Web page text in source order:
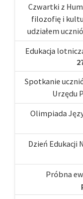
Czwartki z
filozofię i
udziałem
Edukacja
Spotkanie
Urzędu
Olimpiada
Dzień Edukacji
Próbna